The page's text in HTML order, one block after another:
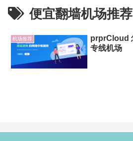
便宜翻墙机场推荐
机场推荐
prprCloud
专线机场